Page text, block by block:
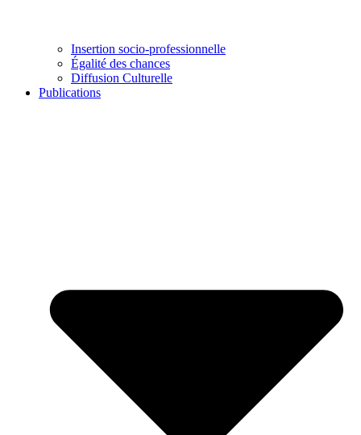
Insertion socio-professionnelle
Égalité des chances
Diffusion Culturelle
Publications